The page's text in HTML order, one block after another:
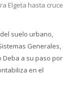
Elgeta hasta cruce
suelo urbano,
Generales,
Deba a su paso por
en el